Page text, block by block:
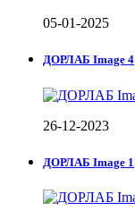
05-01-2025
ДОРЛАБ Image 4
26-12-2023
ДОРЛАБ Image 1